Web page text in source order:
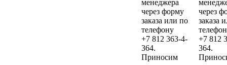
менеджера
через форму
заказа или по
телефону
+7 812 363-4-
364.
Приносим
через
заказа
+7 812
364.